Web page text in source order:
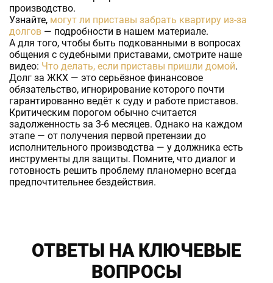
производство.
Узнайте, могут ли приставы забрать квартиру из-за
долгов — подробности в нашем материале.
А для того, чтобы быть подкованными в вопросах
общения с судебными приставами, смотрите наше
видео: Что делать, если приставы пришли домой.
Долг за ЖКХ — это серьёзное финансовое
обязательство, игнорирование которого почти
гарантированно ведёт к суду и работе приставов.
Критическим порогом обычно считается
задолженность за 3-6 месяцев. Однако на каждом
этапе — от получения первой претензии до
исполнительного производства — у должника есть
инструменты для защиты. Помните, что диалог и
готовность решить проблему планомерно всегда
предпочтительнее бездействия.
ОТВЕТЫ НА КЛЮЧЕВЫЕ
ВОПРОСЫ